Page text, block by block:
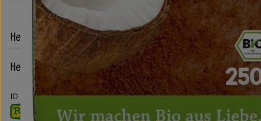
Herkunft
Hersteller: Rapunzel
ID